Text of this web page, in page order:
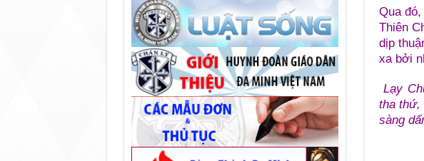
Qua
Thiên
dịp
xa bởi
Lạy
tha thứ,
sàng